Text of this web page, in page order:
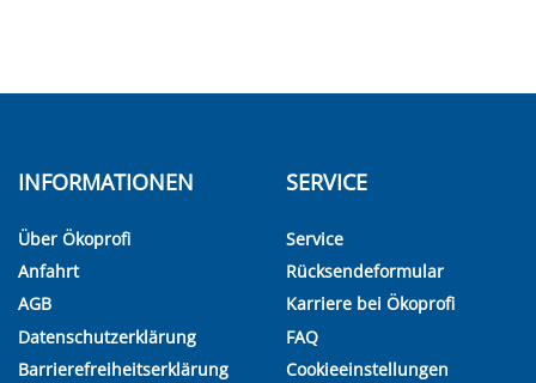
INFORMATIONEN
Über Ökoprofi
Anfahrt
AGB
Datenschutzerklärung
Barrierefreiheitserklärung
SERVICE
Service
Rücksendeformular
Karriere bei Ökoprofi
FAQ
Cookieeinstellungen